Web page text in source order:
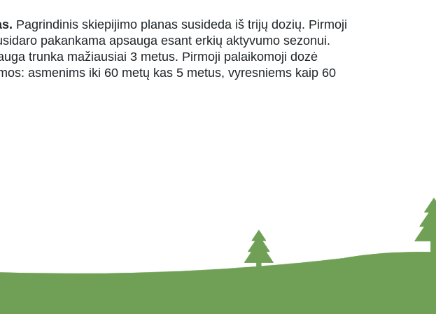
Pagrindinis skiepijimo planas susideda iš trijų dozių. Pirmoji
pakankama apsauga esant erkių aktyvumo sezonui.
trunka mažiausiai 3 metus. Pirmoji palaikomoji dozė
asmenims iki 60 metų kas 5 metus, vyresniems kaip 60